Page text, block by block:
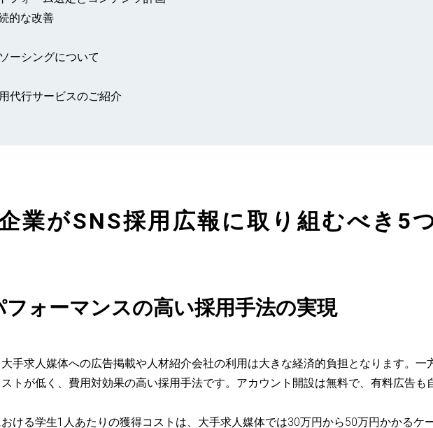
的な改善
ーシングについて
代行サービスのご紹介
業がSNS採用広報に取り組むべき5
フォーマンスの高い採用手法の実現
手求人媒体への広告掲載や人材紹介会社の利用は大きな経済的負担となります。一
トが低く、費用対効果の高い採用手法です。アカウント開設は無料で、有料広告も
ける学生1人あたりの獲得コストは、大手求人媒体では30万円から50万円かかるケ